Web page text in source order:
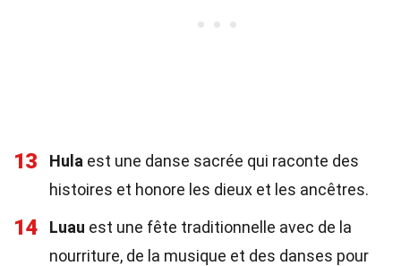
13 Hula est une danse sacrée qui raconte des
histoires et honore les dieux et les ancêtres.
14 Luau est une fête traditionnelle avec de la
nourriture, de la musique et des danses pour